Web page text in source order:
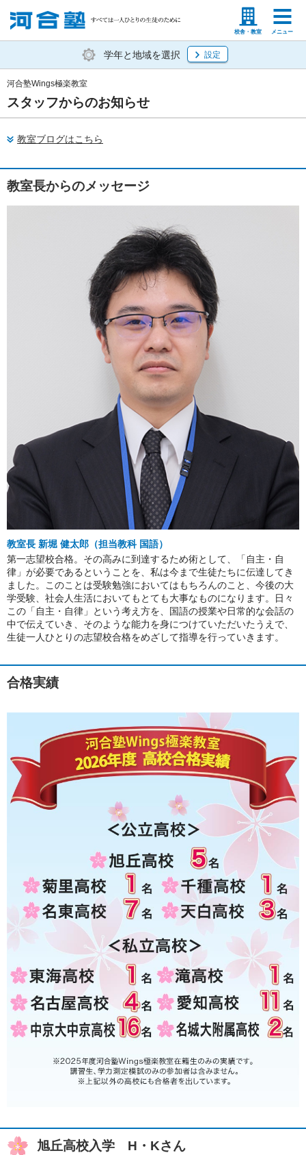
校舎・教室 メニュー
塾生の方 高等学校の先生
学年と地域を選択 設定
スタッフからのお知らせ
河合塾Wings極楽教室
教室ブログはこちら
教室長からのメッセージ
教室長 新堀 健太郎（担当教科 国語）
第一志望校合格。その高みに到達するため術として、「自主・自
律」が必要であるということを、私は今まで生徒たちに伝達してき
ました。このことは受験勉強においてはもちろんのこと、今後の大
学受験、社会人生活においてもとても大事なものになります。日々
この「自主・自律」という考え方を、国語の授業や日常的な会話の
中で伝えていき、そのような能力を身につけていただいたうえで、
生徒一人ひとりの志望校合格をめざして指導を行っていきます。
合格実績
旭丘高校入学 H・Kさん